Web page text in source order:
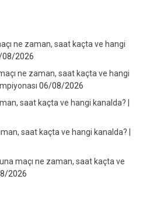
ne zaman, saat kaçta ve hangi
08/2026
ne zaman, saat kaçta ve hangi
06/08/2026
saat kaçta ve hangi kanalda? |
saat kaçta ve hangi kanalda? |
maçı ne zaman, saat kaçta ve
2026